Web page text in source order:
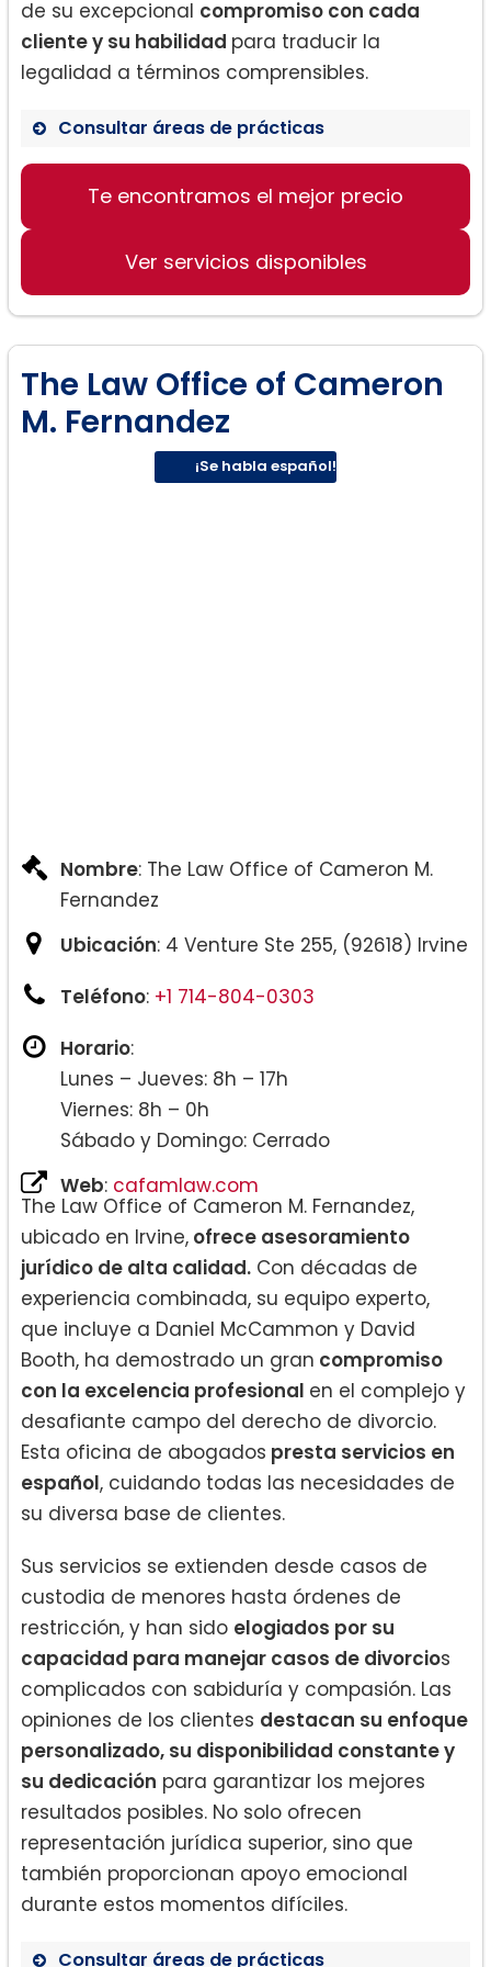
de su excepcional compromiso con cada
cliente y su habilidad para traducir la
legalidad a términos comprensibles.
Consultar áreas de prácticas
Derecho de divorcio
Disputas de custodia
postnupciales
Te encontramos el mejor precio
Ver servicios disponibles
The Law Office of Cameron
M. Fernandez
¡Se habla español!
Nombre: The Law Office of Cameron M.
Fernandez
Ubicación: 4 Venture Ste 255, (92618) Irvine
Teléfono: +1 714-804-0303
Horario:
Lunes – Jueves: 8h – 17h
Viernes: 8h – 0h
Sábado y Domingo: Cerrado
Web: cafamlaw.com
The Law Office of Cameron M. Fernandez,
ubicado en Irvine, ofrece asesoramiento
jurídico de alta calidad. Con décadas de
experiencia combinada, su equipo experto,
que incluye a Daniel McCammon y David
Booth, ha demostrado un gran compromiso
con la excelencia profesional en el complejo y
desafiante campo del derecho de divorcio.
Esta oficina de abogados presta servicios en
español, cuidando todas las necesidades de
su diversa base de clientes.
Sus servicios se extienden desde casos de
custodia de menores hasta órdenes de
restricción, y han sido elogiados por su
capacidad para manejar casos de divorcios
complicados con sabiduría y compasión. Las
opiniones de los clientes destacan su enfoque
personalizado, su disponibilidad constante y
su dedicación para garantizar los mejores
resultados posibles. No solo ofrecen
representación jurídica superior, sino que
también proporcionan apoyo emocional
durante estos momentos difíciles.
Consultar áreas de prácticas